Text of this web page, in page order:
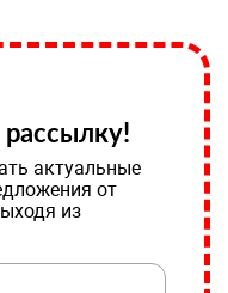
актуальные
от
из